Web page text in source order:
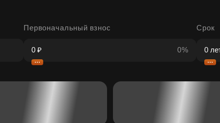
Первоначальный взнос
0%
Срок